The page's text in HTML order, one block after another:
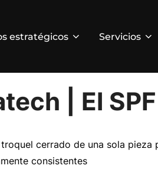
estratégicos Servicios
| El
cerrado de una sola pieza
consistentes